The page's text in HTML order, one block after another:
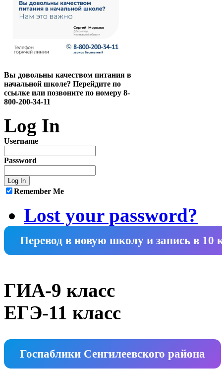
Вы довольны качеством питания в
начальной школе? Перейдите по
ссылке или позвоните по номеру 8-
800-200-34-11
Log In
Username
Password
Remember Me
Lost your password?
Перевод в новую школу и запись в 10
ГИА-9 класс
ЕГЭ-11 класс
Госпаблики Сенгилеевского района